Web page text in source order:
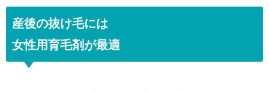
産後の抜け毛には
女性用育毛剤が最適